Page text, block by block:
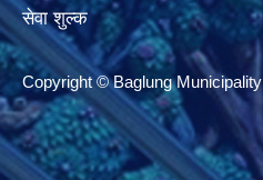
सेवा शुल्क
Copyright © Baglung Municipality